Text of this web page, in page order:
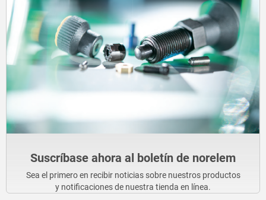
Suscríbase ahora al boletín de norelem
Sea el primero en recibir noticias sobre nuestros productos
y notificaciones de nuestra tienda en línea.